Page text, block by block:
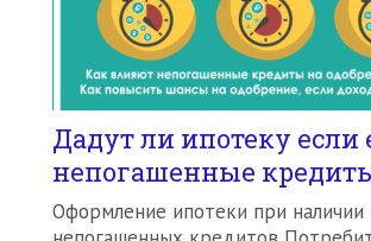
Дадут ли ипотеку если
непогашенные
Оформление ипотеки при наличии